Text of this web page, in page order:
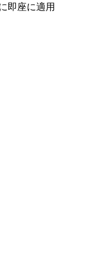
即座に適用